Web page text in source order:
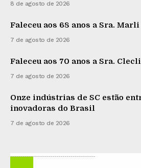
8 de agosto de 2026
Faleceu aos 68 anos a Sra.
7 de agosto de 2026
Faleceu aos 70 anos a Sra.
7 de agosto de 2026
Onze indústrias de SC estão
inovadoras do Brasil
7 de agosto de 2026